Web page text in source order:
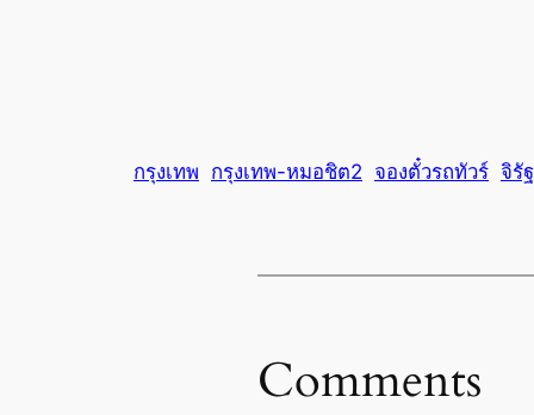
กรุงเทพ กรุงเทพ-หมอชิต2 จองตั๋วรถทัวร์ จิรั
Comments